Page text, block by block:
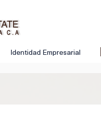
Identidad Empresarial